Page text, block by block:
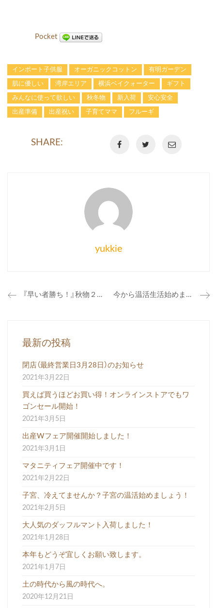
Pocket
インポート子供服 オーガニックコットン 有明ガーデン
肌に優しい 湾岸エリア 横浜ベイクォーター ギフト
みんなに使って欲しい 秋冬物 新入荷 安心安全
出産準備 出産祝い 子育てママ フルーギ
SHARE:
yukkie
『早い者勝ち！』秋物２０〜３０％オフやってます。 今から温活生活始めましょう！
最新の投稿
閉店（最終営業日3月28日）のお知らせ
2021年3月22日
買えば買うほどお買い得！オンラインストアでもワ
ゴンセール開始！
2021年3月5日
出産Wフェア開催開始しました！
2021年3月1日
マタニティフェア開催中です！
2021年2月22日
子宮、冷えてませんか？子宮の温活始めましょう！
2021年2月5日
大人気のダッフルマント入荷しました！
2021年1月28日
本年もどうぞ宜しくお願い致します。
2021年1月7日
土の時代から風の時代へ。
2020年12月21日